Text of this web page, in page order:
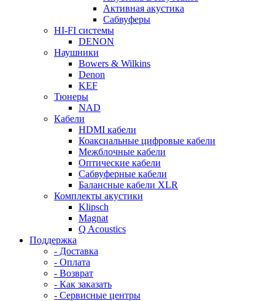
Активная акустика
Сабвуферы
HI-FI системы
DENON
Наушники
Bowers & Wilkins
Denon
KEF
Тюнеры
NAD
Кабели
HDMI кабели
Коаксиальные цифровые кабели
Межблочные кабели
Оптические кабели
Сабвуферные кабели
Балансные кабели XLR
Комплекты акустики
Klipsch
Magnat
Q Acoustics
Поддержка
- Доставка
- Оплата
- Возврат
- Как заказать
- Сервисные центры